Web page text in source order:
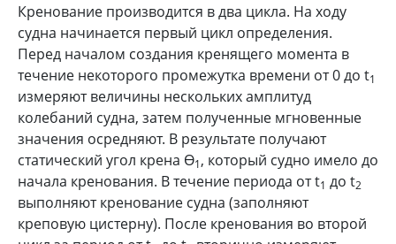
Кренование производится в два цикла. На ходу
судна начинается первый цикл определения.
Перед началом создания кренящего момента в
течение некоторого промежутка времени от 0 до t1
измеряют величины нескольких амплитуд
колебаний судна, затем полученные мгновенные
значения осредняют. В результате получают
статический угол крена Ө1, который судно имело до
начала кренования. В течение периода от t1 до t2
выполняют кренование судна (заполняют
креповую цистерну). После кренования во второй